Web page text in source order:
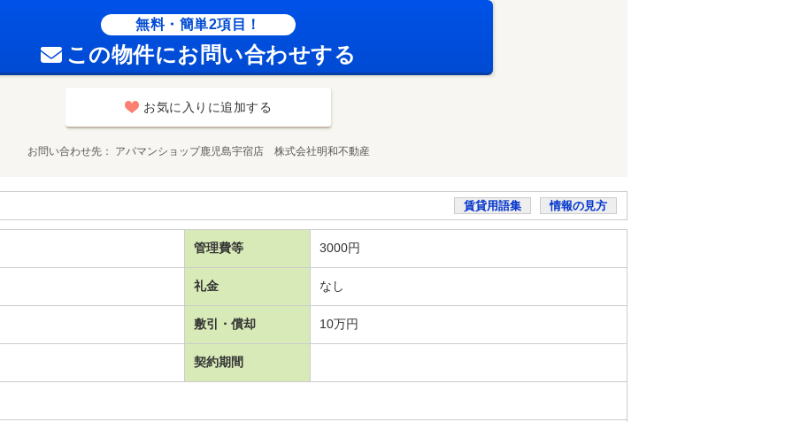
無料・簡単2項目！
この物件にお問い合わせする
お気に入りに追加する
お問い合わせ先 アパマンショップ鹿児島宇宿店 株式会社明和不動産
賃貸用語集 情報の見方
管理費等 3000円
礼金 なし
敷引・償却 10万円
契約期間